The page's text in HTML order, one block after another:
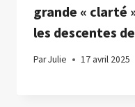
grande « clarté
les descentes
ParJulie 17 avril 2025